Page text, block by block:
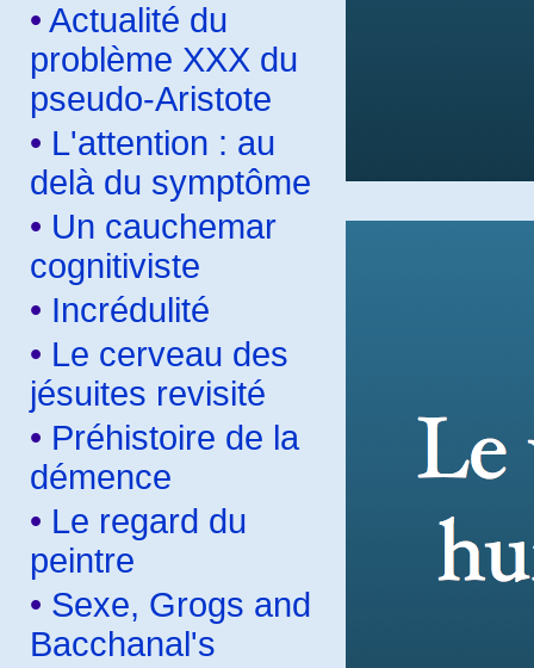
• Actualité du
problème XXX du
pseudo-Aristote
• L'attention : au
delà du symptôme
• Un cauchemar
cognitiviste
• Incrédulité
• Le cerveau des
jésuites revisité
• Préhistoire de la
démence
• Le regard du
peintre
• Sexe, Grogs and
Bacchanal's